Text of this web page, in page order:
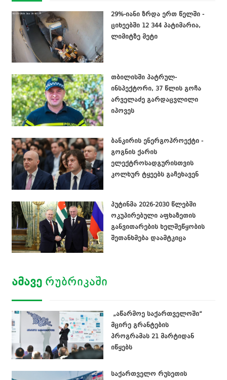
29%-იანი ზრდა ერთ წელში -
ციხეებში 12 344 პატიმარია,
ლიმიტზე მეტი
თბილისში პატრულ-
ინსპექტორი, 37 წლის გოჩა
არველაძე გარდაცვლილი
იპოვეს
ბანკირის ენერგოპროექტი -
გოგნის ქარის
ელექტროსადგურისთვის
კოლხურ ტყეებს გაჩეხავენ
პუტინმა 2026-2030 წლებში
ოკუპირებული აფხაზეთის
განვითარების ხელშეწყობის
შეთანხმება დაამტკიცა
ᲐᲛᲐᲕᲔ ᲠᲣᲑᲠᲘᲙᲐᲨᲘ
„აწარმოე საქართველოში“
მცირე გრანტების
პროგრამას 21 მარტიდან
იწყებს
საქართველო რუსეთის